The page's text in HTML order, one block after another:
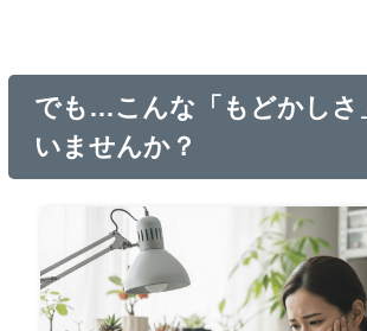
でも…こんな「もどかしさ
いませんか？